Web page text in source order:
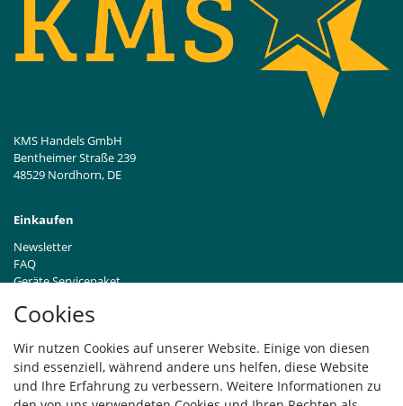
Cookies
Wir nutzen Cookies auf unserer Website. Einige von diesen
sind essenziell, während andere uns helfen, diese Website
und Ihre Erfahrung zu verbessern. Weitere Informationen zu
KMS Handels GmbH
Bentheimer Straße 239
48529 Nordhorn, DE
Einkaufen
Newsletter
FAQ
Geräte Servicepaket
Händleranfragen B2B
Widerrufsrecht
Vertrag widerrufen